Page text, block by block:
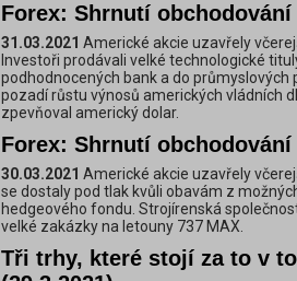
Forex: Shrnutí obchodování
31.03.2021 Americké akcie uzavřely
Investoři prodávali velké technologické
podhodnocených bank a do průmyslových
pozadí růstu výnosů amerických vládních
zpevňoval americký dolar.
Forex: Shrnutí obchodování
30.03.2021 Americké akcie uzavřely
se dostaly pod tlak kvůli obavám z
hedgeového fondu. Strojírenská
velké zakázky na letouny 737 MAX.
Tři trhy, které stojí za to v